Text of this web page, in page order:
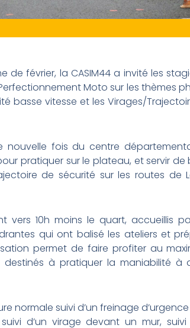
de février, la CASIM44 a invité les
Moto sur les thèmes
basse vitesse et les Virages/
nouvelle fois du centre
pratiquer sur le plateau, et servir de
de sécurité sur les routes de
vers 10h moins le quart, accueillis
qui ont balisé les ateliers et
permet de faire profiter au
destinés à pratiquer la maniabilité à
normale suivi d’un freinage d’urgence
d’un virage devant un mur, suivi